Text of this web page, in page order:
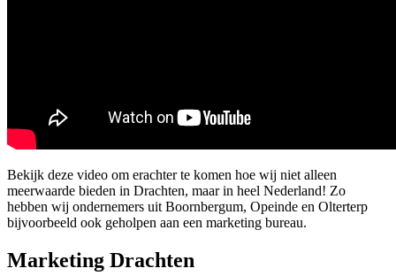
Bekijk deze video om erachter te komen hoe wij niet alleen
meerwaarde bieden in Drachten, maar in heel Nederland! Zo
hebben wij ondernemers uit Boornbergum, Opeinde en Olterterp
bijvoorbeeld ook geholpen aan een marketing bureau.
Marketing Drachten